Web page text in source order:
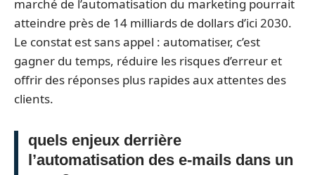
marché de l’automatisation du marketing pourrait
atteindre près de 14 milliards de dollars d’ici 2030.
Le constat est sans appel : automatiser, c’est
gagner du temps, réduire les risques d’erreur et
offrir des réponses plus rapides aux attentes des
clients.
quels enjeux derrière
l’automatisation des e-mails dans un